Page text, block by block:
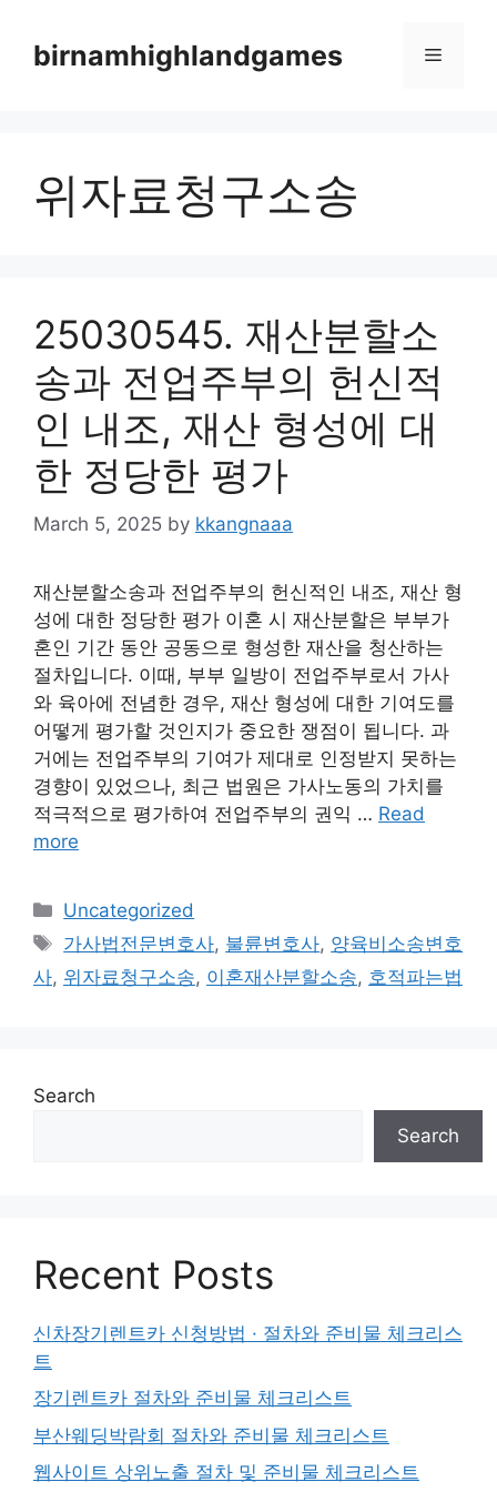
contentbirnamhighlandgames Menu
위자료청구소송
25030545. 재산분할소
송과 전업주부의 헌신적
인 내조, 재산 형성에 대
한 정당한 평가
March 5, 2025 by kkangnaaa
재산분할소송과 전업주부의 헌신적인 내조, 재산 형
성에 대한 정당한 평가 이혼 시 재산분할은 부부가
혼인 기간 동안 공동으로 형성한 재산을 청산하는
절차입니다. 이때, 부부 일방이 전업주부로서 가사
와 육아에 전념한 경우, 재산 형성에 대한 기여도를
어떻게 평가할 것인지가 중요한 쟁점이 됩니다. 과
거에는 전업주부의 기여가 제대로 인정받지 못하는
경향이 있었으나, 최근 법원은 가사노동의 가치를
적극적으로 평가하여 전업주부의 권익 … Read
more
Categories
Uncategorized
Tags
가사법전문변호사, 불륜변호사, 양육비소송변호
사, 위자료청구소송, 이혼재산분할소송, 호적파는법
Search
Search
Recent Posts
신차장기렌트카 신청방법 · 절차와 준비물 체크리스
트
장기렌트카 절차와 준비물 체크리스트
부산웨딩박람회 절차와 준비물 체크리스트
웹사이트 상위노출 절차 및 준비물 체크리스트